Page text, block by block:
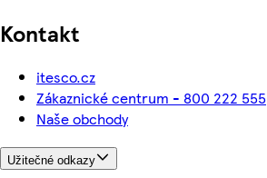
Kontakt
itesco.cz
Zákaznické centrum - 800 222 555
Naše obchody
Užitečné odkazy